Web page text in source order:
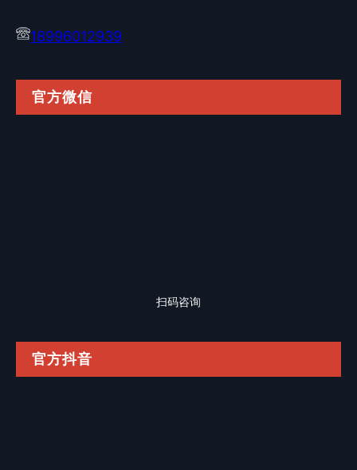
18996012939
官方微信
扫码咨询
官方抖音